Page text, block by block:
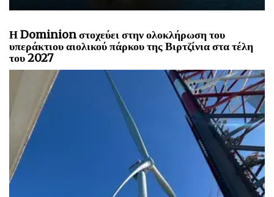
Η Dominion στοχεύει στην ολοκλήρωση του
υπεράκτιου αιολικού πάρκου της Βιρτζίνια στα τέλη
του 2027